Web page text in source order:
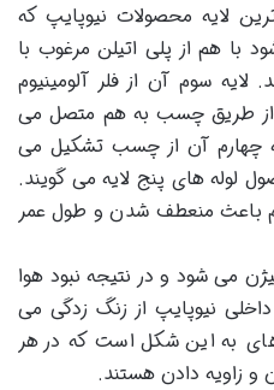
لایه محصولات نیوپایپ که
هم از پلی اتیلن مرغوب با
لایه سوم آن از فلر آلومینیوم
از طریق چسب به هم متصل می
چهارم آن از چسب تشکیل می
لوله های پنج لایه می گویند.
سوم باعث منعطف شدن و طول عمر
می شود و در نتیجه نبود هوا
نیوپایپ از زنگ زدگی می
به این شکل است که در هر
و زاویه دادن هستند.